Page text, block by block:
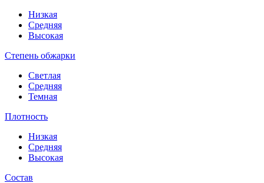
Низкая
Средняя
Высокая
Степень обжарки
Светлая
Средняя
Темная
Плотность
Низкая
Средняя
Высокая
Состав